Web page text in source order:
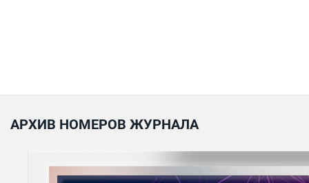
АРХИВ НОМЕРОВ ЖУРНАЛА